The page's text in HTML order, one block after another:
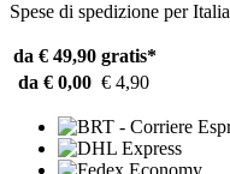
Spese di spedizione per Italia
da € 49,90 gratis*
da € 0,00 € 4,90